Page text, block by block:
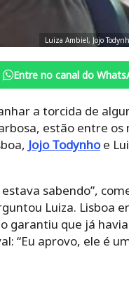
Luiza Ambiel, Jojo
Entre no canal do
a torcida de
estão entre
Jojo Todynhoe
sabendo”,
Luiza. Lisboa
garantiu que já
“Eu aprovo, ele é